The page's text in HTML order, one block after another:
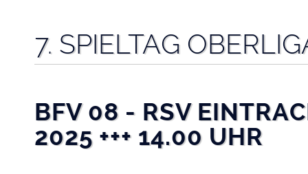
7. SPIELTAG
BFV 08 - RSV
2025 +++ 14.00 UHR